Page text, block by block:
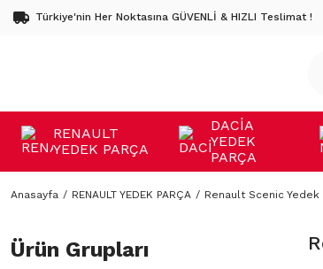
Türkiye'nin Her Noktasına GÜVENLİ & HIZLI Teslimat !
RENAULT
YEDEK PARÇA
DACİA
YEDEK
PARÇA
Anasayfa RENAULT YEDEK PARÇA Renault Scenic Yedek
Ürün Grupları